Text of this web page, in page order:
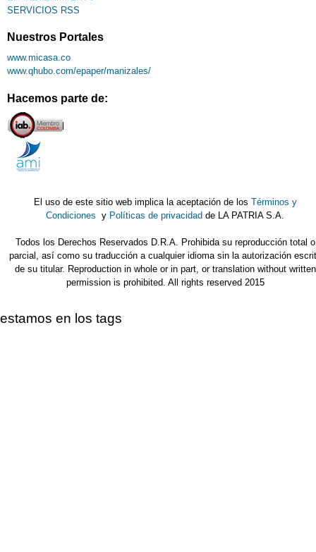
SERVICIOS RSS
Nuestros Portales
www.micasa.co
www.qhubo.com/epaper/manizales/
Hacemos parte de:
El uso de este sitio web implica la aceptación de los Términos y
Condiciones y Políticas de privacidad de LA PATRIA S.A.
Todos los Derechos Reservados D.R.A. Prohibida su reproducción total o
parcial, así como su traducción a cualquier idioma sin la autorización
de su titular. Reproduction in whole or in part, or translation without written
permission is prohibited. All rights reserved 2015
estamos en los tags